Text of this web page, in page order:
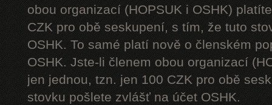
obou organizací (HOPSUK i OSHK)
CZK pro obě seskupení, s tím, že tuto
OSHK. To samé platí nově o členském
OSHK. Jste-li členem obou organizací
jen jednou, tzn. jen 100 CZK pro obě
stovku pošlete zvlášť na účet OSHK.